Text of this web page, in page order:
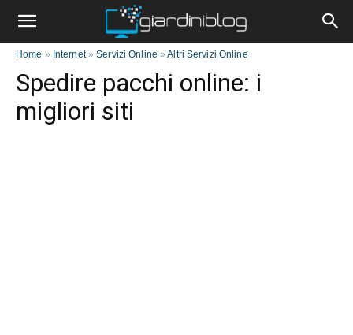
Home » Internet»Servizi Online »Altri Servizi Online
Spedire pacchi online: i
migliori siti